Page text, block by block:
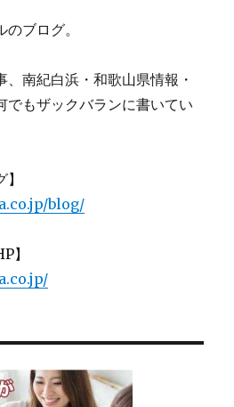
ブログ。
、南紀白浜・和歌山県情報・
でもザックバランに書いてい
blog/
】